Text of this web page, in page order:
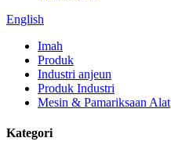
English
Imah
Produk
Industri anjeun
Produk Industri
Mesin & Pamariksaan Alat
Kategori